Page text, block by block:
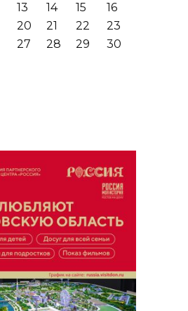
13 14 15
16
20 21 22
23
27 28 29
30